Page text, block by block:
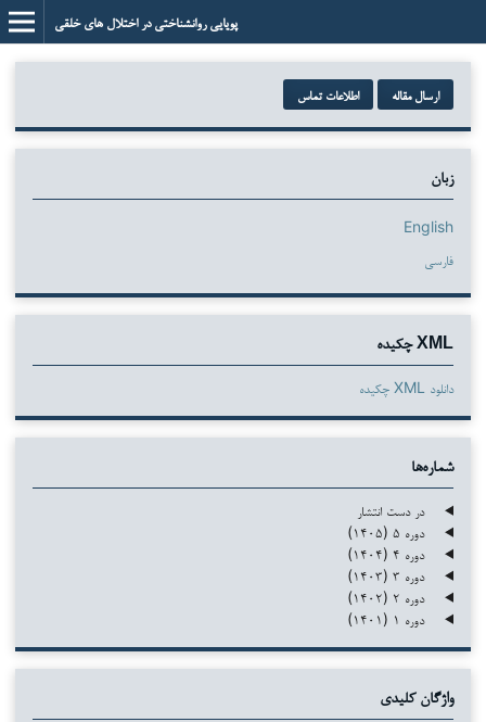
پویایی روانشناختی در اختلال های خلقی
ارسال مقاله اطلاعات تماس
زبان
English
فارسی
XML چکیده
دانلود XML چکیده
شماره‌ها
در دست انتشار
دوره ۵ (۱۴۰۵)
دوره ۴ (۱۴۰۴)
دوره ۳ (۱۴۰۳)
دوره ۲ (۱۴۰۲)
دوره ۱ (۱۴۰۱)
واژگان کلیدی